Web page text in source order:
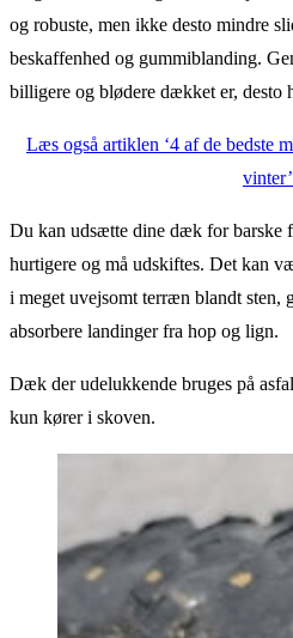
og robuste, men ikke desto mindre
beskaffenhed og gummiblanding.
billigere og blødere dækket er, desto
Læs også artiklen ‘4 af de bedste
vinter’
Du kan udsætte dine dæk for barske
hurtigere og må udskiftes. Det kan
i meget uvejsomt terræn blandt sten,
absorbere landinger fra hop og lign.
Dæk der udelukkende bruges på
kun kører i skoven.